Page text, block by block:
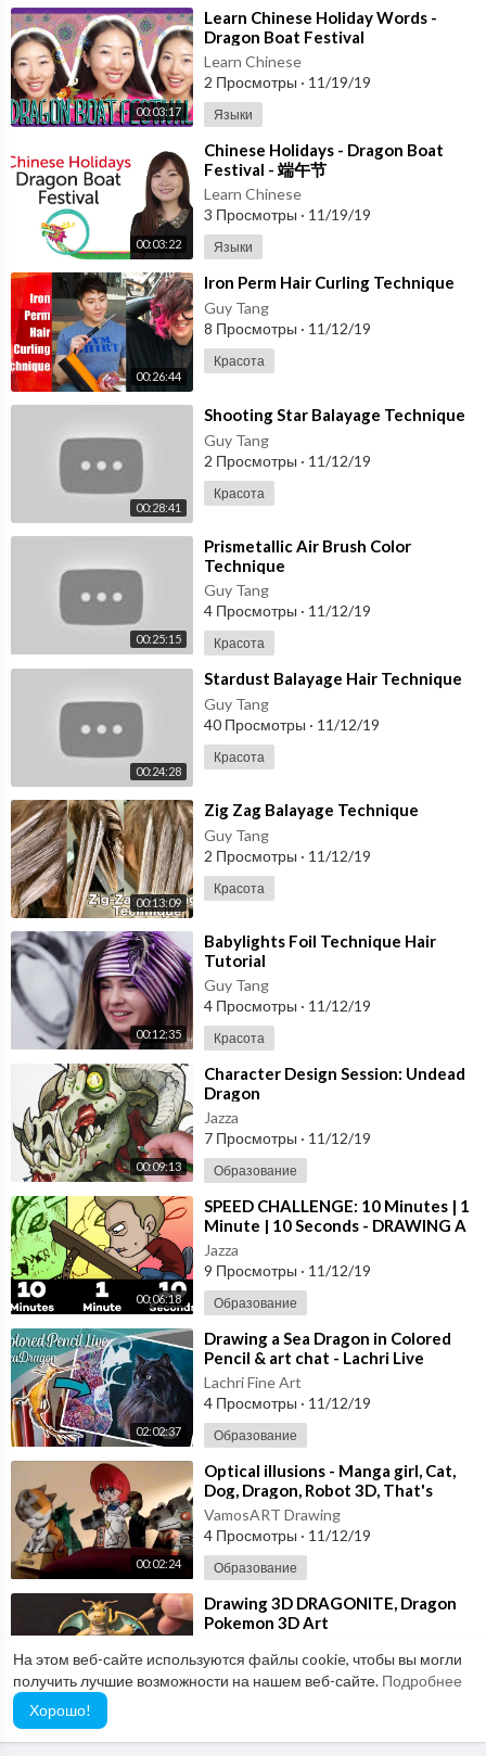
На этом веб-сайте используются файлы cookie, чтобы вы могли
получить лучшие возможности на нашем веб-сайте. Подробнее
Хорошо!
00:03:17
⁣Learn Chinese Holiday Words -
Dragon Boat Festival
Learn Chinese
2 Просмотры · 11/19/19
Языки
00:03:22
⁣Chinese Holidays - Dragon Boat
Festival - 端午节
Learn Chinese
3 Просмотры · 11/19/19
Языки
00:26:44
⁣Iron Perm Hair Curling Technique
Guy Tang
8 Просмотры · 11/12/19
Красота
00:28:41
⁣Shooting Star Balayage Technique
Guy Tang
2 Просмотры · 11/12/19
Красота
00:25:15
⁣Prismetallic Air Brush Color
Technique
Guy Tang
4 Просмотры · 11/12/19
Красота
00:24:28
⁣Stardust Balayage Hair Technique
Guy Tang
40 Просмотры · 11/12/19
Красота
00:13:09
⁣Zig Zag Balayage Technique
Guy Tang
2 Просмотры · 11/12/19
Красота
00:12:35
⁣Babylights Foil Technique Hair
Tutorial
Guy Tang
4 Просмотры · 11/12/19
Красота
00:09:13
⁣Character Design Session: Undead
Dragon
Jazza
7 Просмотры · 11/12/19
Образование
00:06:18
⁣SPEED CHALLENGE: 10 Minutes | 1
Minute | 10 Seconds - DRAWING A
DRAGON!
Jazza
9 Просмотры · 11/12/19
Образование
02:02:37
⁣Drawing a Sea Dragon in Colored
Pencil & art chat - Lachri Live
Lachri Fine Art
4 Просмотры · 11/12/19
Образование
00:02:24
⁣Optical illusions - Manga girl, Cat,
Dog, Dragon, Robot 3D, That's
incredible
VamosART Drawing
4 Просмотры · 11/12/19
Образование
⁣Drawing 3D DRAGONITE, Dragon
Pokemon 3D Art
14 Просмотры·11/12/19